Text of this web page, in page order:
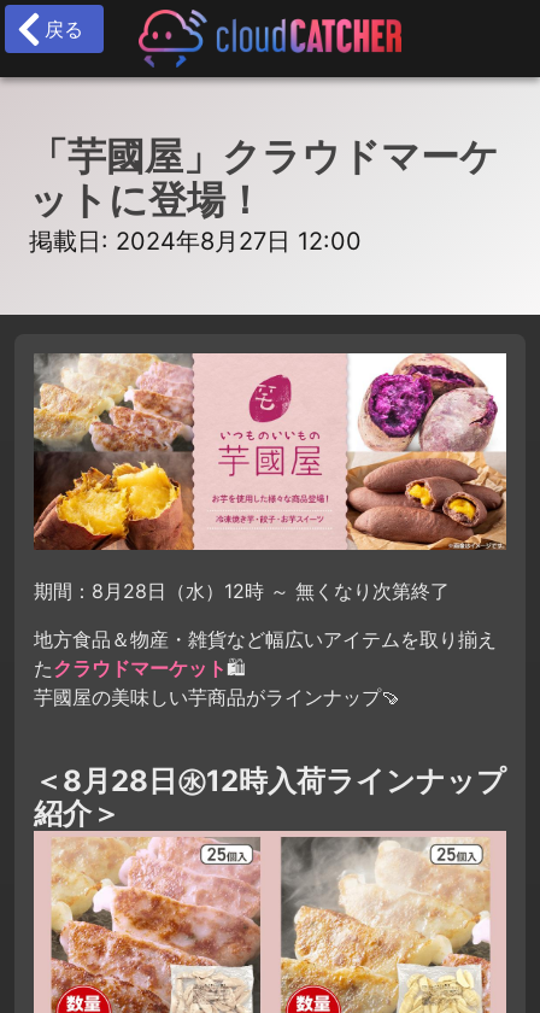
戻る
「芋國屋」クラウドマーケ
ットに登場！
掲載日: 2024年8月27日 12:00
期間：8月28日（水）12時 ～ 無くなり次第終了
地方食品＆物産・雑貨など幅広いアイテムを取り揃え
たクラウドマーケット🛍
芋國屋の美味しい芋商品がラインナップ🍠
＜8月28日㊌12時入荷ラインナップ
紹介＞